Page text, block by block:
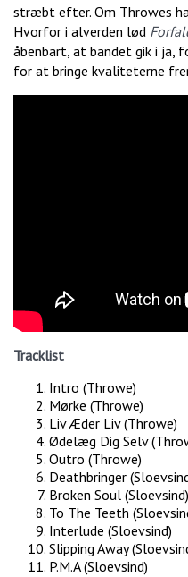
stræbt efter. Om Throwes
Hvorfor i alverden lød
åbenbart, at bandet gik i ja,
for at bringe kvaliteterne
Tracklist
Intro (Throwe)
Mørke (Throwe)
Liv Æder Liv (Throwe)
Ødelæg Dig Selv
Outro (Throwe)
Deathbringer
Broken Soul (Sloevsind)
To The Teeth
Interlude (Sloevsind)
Slipping Away
P.M.A (Sloevsind)